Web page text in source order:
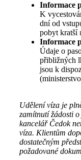
Informace
K
dní od
pobyt kratší
Informace
Údaje o
přibližných
jsou k
Udělení víza je
zamítnutí žádosti
kancelář Čedok
víza. Klientům
dostatečným
požadované